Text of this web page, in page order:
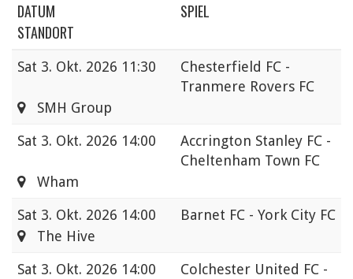
DATUM
SPIEL
STANDORT
Sat 3. Okt. 2026 11:30
Chesterfield FC -
Tranmere Rovers FC
SMH Group
Sat 3. Okt. 2026 14:00
Accrington Stanley FC -
Cheltenham Town FC
Wham
Sat 3. Okt. 2026 14:00
Barnet FC - York City FC
The Hive
Sat 3. Okt. 2026 14:00
Colchester United FC -